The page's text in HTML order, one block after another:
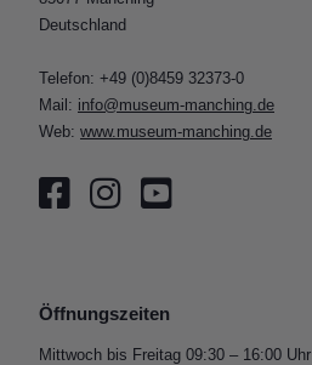
Deutschland
Telefon: +49 (0)8459 32373-0
Mail: info@museum-manching.de
Web: www.museum-manching.de
Öffnungszeiten
Mittwoch bis Freitag 09:30 – 16:00 Uhr